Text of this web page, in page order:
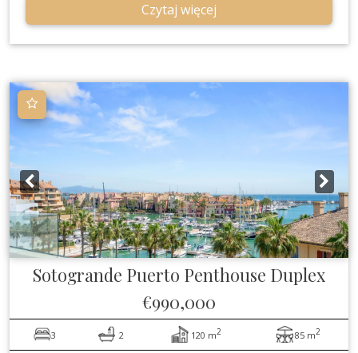
Czytaj więcej
Sotogrande Puerto Penthouse Duplex
€990,000
3 2 120 m2 85 m2